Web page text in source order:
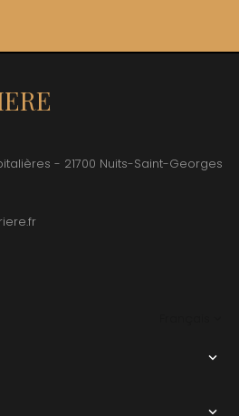
- 21700 Nuits-Saint-Georges

